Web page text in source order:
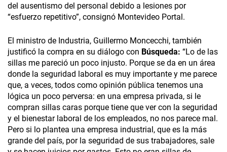
del ausentismo del personal debido a lesiones por
“esfuerzo repetitivo”, consignó Montevideo Portal.
El ministro de Industria, Guillermo Moncecchi, también
justificó la compra en su diálogo con Búsqueda: “Lo de las
sillas me pareció un poco injusto. Porque se da en un área
donde la seguridad laboral es muy importante y me parece
que, a veces, todos como opinión pública tenemos una
lógica un poco perversa: en una empresa privada, si le
compran sillas caras porque tiene que ver con la seguridad
y el bienestar laboral de los empleados, no nos parece mal.
Pero si lo plantea una empresa industrial, que es la más
grande del país, por la seguridad de sus trabajadores, sale